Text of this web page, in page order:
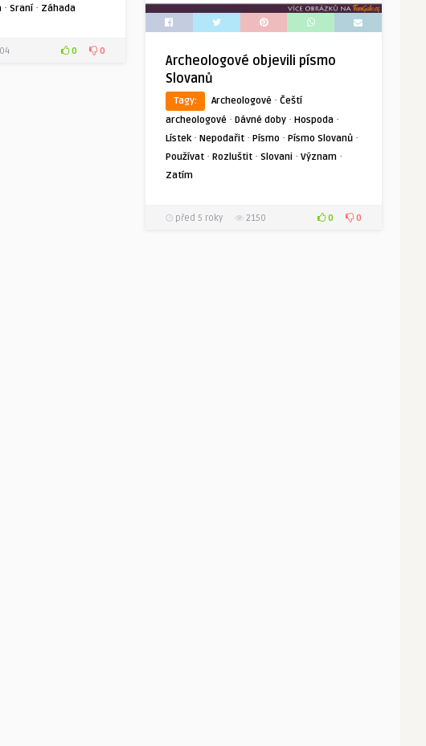
· Sraní· Záhada
0 0
Archeologové objevili písmo
Slovanů
Tagy: Archeologové · Čeští
archeologové · Dávné doby · Hospoda ·
Lístek· Nepodařit · Písmo · Písmo Slovanů ·
Používat · Rozluštit · Slovani · Význam ·
Zatím
před 5 roky 2150 0 0